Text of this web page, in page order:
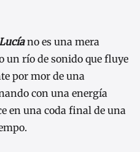
no es una mera
un río de sonido que fluye
por mor de una
con una energía
en una coda final de una